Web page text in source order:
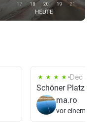
Dec
Schöner Platz
ma.ro
vor einem